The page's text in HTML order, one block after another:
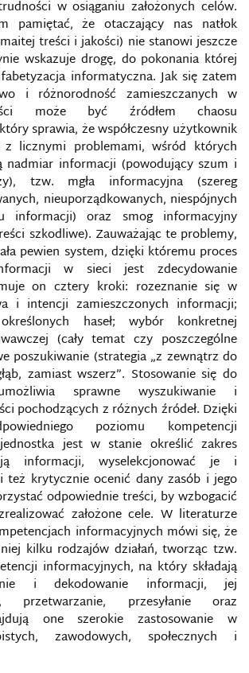
w osiąganiu założonych celów.
pamiętać, że otaczający nas natłok
treści i jakości) nie stanowi jeszcze
wskazuje drogę, do pokonania której
informatyczna. Jak się zatem
i różnorodność zamieszczanych w
może być źródłem chaosu
sprawia, że współczesny użytkownik
licznymi problemami, wśród których
nadmiar informacji (powodujący szum i
tzw. mgła informacyjna (szereg
nieuporządkowanych, niespójnych
informacji) oraz smog informacyjny
szkodliwe). Zauważając te problemy,
pewien system, dzięki któremu proces
w sieci jest zdecydowanie
on cztery kroki: rozeznanie się w
i intencji zamieszczonych informacji;
haseł; wybór konkretnej
(cały temat czy poszczególne
poszukiwanie (strategia „z zewnątrz do
zamiast wszerz”. Stosowanie się do
sprawne wyszukiwanie i
pochodzących z różnych źródeł. Dzięki
poziomu kompetencji
jest w stanie określić zakres
ją informacji, wyselekcjonować je i
też krytycznie ocenić dany zasób i jego
odpowiednie treści, by wzbogacić
założone cele. W literaturze
informacyjnych mówi się, że
kilku rodzajów działań, tworząc tzw.
informacyjnych, na który składają
i dekodowanie informacji, jej
przetwarzanie, przesyłanie oraz
one szerokie zastosowanie w
zawodowych, społecznych i
WŁADZY
BEZPIECZEŃSTWA
PROWADZENIA WOJNY
WOJNA INFORMACYJNA KREMLA
INTELEKTUALNEJ W SIECI
W WOJSKU POLSKIM
DEZINFORMACJI
DO SPRAW